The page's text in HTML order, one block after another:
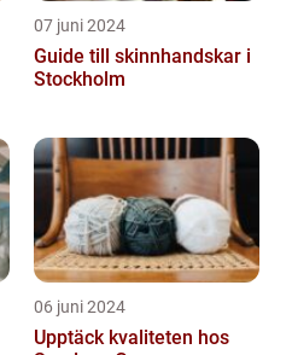
07 juni 2024
Guide till skinnhandskar i
Stockholm
06 juni 2024
Upptäck kvaliteten hos